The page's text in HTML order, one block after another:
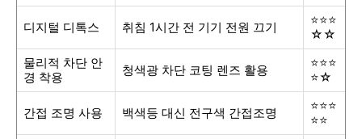
디지털 디톡스 취침 1시간 전 기기 전원 끄기
⭐⭐⭐
☆☆
물리적 차단 안
경 착용
청색광 차단 코팅 렌즈 활용
⭐⭐⭐
⭐☆
간접 조명 사용 백색등 대신 전구색 간접조명
⭐⭐⭐
⭐⭐